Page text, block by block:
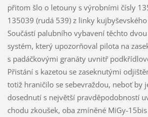
přitom šlo o letouny s výrobními čísly
135039 (rudá 539) z linky
Součástí palubního vybavení těchto
systém, který upozorňoval pilota na
s padáčkovými granáty uvnitř
Přistání s kazetou se zaseknutými
totiž hraničilo se sebevraždou, neboť by
dosednutí s největší pravděpodobností
chodu zkoušek, oba zmíněné MiGy-15bis